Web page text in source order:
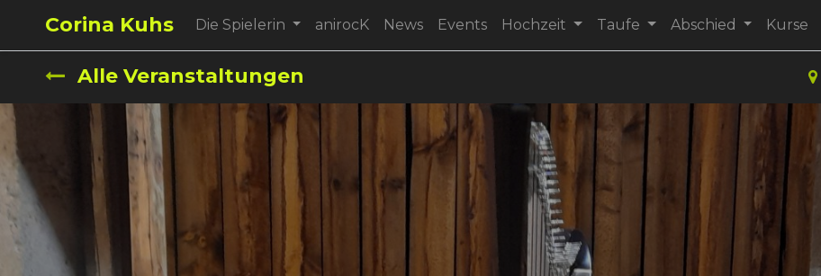
Corina Kuhs Die Spielerin anirocK News Events Hochzeit Taufe Abschied Kurse
Alle Veranstaltungen